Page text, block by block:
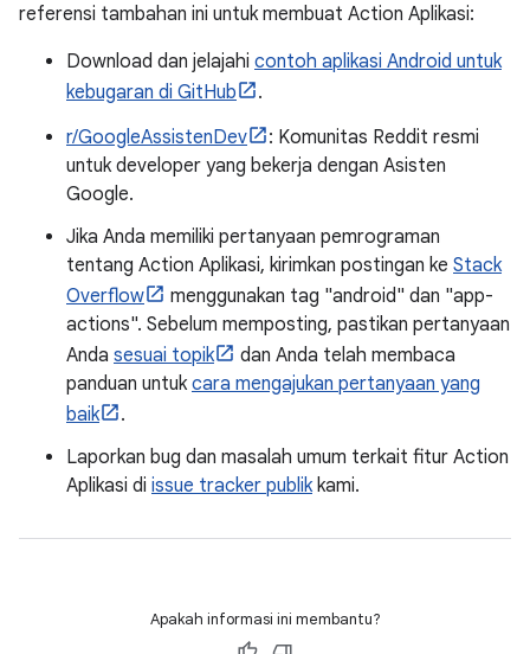
referensi tambahan ini untuk membuat Action Aplikasi:
Download dan jelajahi contoh aplikasi Android untuk
kebugaran di GitHub
.
r/GoogleAssistenDev
: Komunitas Reddit resmi
untuk developer yang bekerja dengan Asisten
Google.
Jika Anda memiliki pertanyaan pemrograman
tentang Action Aplikasi, kirimkan postingan ke Stack
Overflow
menggunakan tag "android" dan "app-
actions". Sebelum memposting, pastikan pertanyaan
Anda sesuai topik
dan Anda telah membaca
panduan untuk cara mengajukan pertanyaan yang
baik
.
Laporkan bug dan masalah umum terkait fitur Action
Aplikasi di issue tracker publikkami.
Apakah informasi ini membantu?